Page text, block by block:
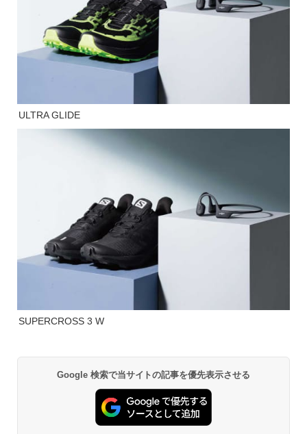
ULTRA GLIDE
SUPERCROSS 3 W
Google 検索で当サイトの記事を優先表示させる